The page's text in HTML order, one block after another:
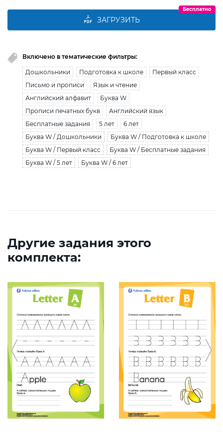
ЗАГРУЗИТЬ
Бесплатно
Включено в тематические фильтры:
Дошкольники Подготовка к школе
Первый класс
Письмо и прописи
Язык и чтение
Английский алфавит
Буква W
Прописи печатных букв
Английский язык
Бесплатные задания
5 лет
6 лет
Буква W / Дошкольники
Буква W / Подготовка к школе
Буква W / Первый класс
Буква W / Бесплатные задания
Буква W / 5 лет
Буква W / 6 лет
Другие задания этого
комплекта: